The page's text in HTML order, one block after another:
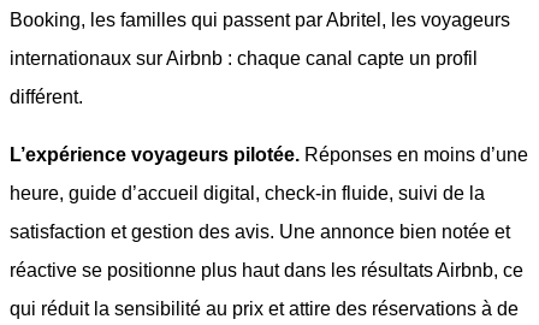
Booking, les familles qui passent par Abritel, les voyageurs
internationaux sur Airbnb : chaque canal capte un profil
différent.
L’expérience voyageurs pilotée. Réponses en moins d’une
heure, guide d’accueil digital, check-in fluide, suivi de la
satisfaction et gestion des avis. Une annonce bien notée et
réactive se positionne plus haut dans les résultats Airbnb, ce
qui réduit la sensibilité au prix et attire des réservations à de